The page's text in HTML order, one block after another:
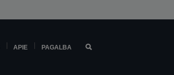
APIE PAGALBA